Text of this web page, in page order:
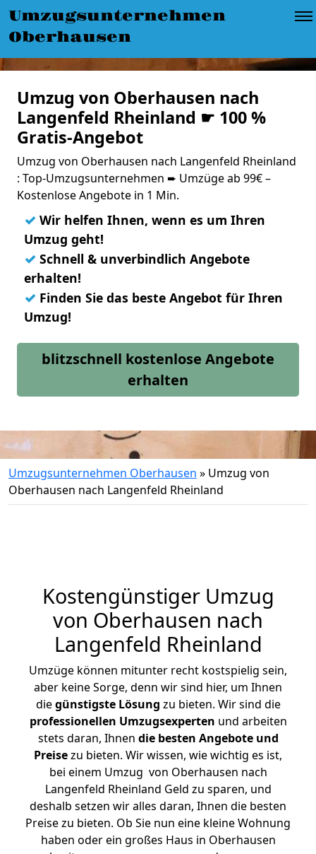
Umzugsunternehmen
Oberhausen
Umzug von Oberhausen nach
Langenfeld Rheinland ☛ 100 %
Gratis-Angebot
Umzug von Oberhausen nach Langenfeld Rheinland
: Top-Umzugsunternehmen ➨ Umzüge ab 99€ –
Kostenlose Angebote in 1 Min.
✓ Wir helfen Ihnen, wenn es um Ihren
Umzug geht!
✓ Schnell & unverbindlich Angebote
erhalten!
✓ Finden Sie das beste Angebot für Ihren
Umzug!
blitzschnell kostenlose Angebote
erhalten
Umzugsunternehmen Oberhausen » Umzug von
Oberhausen nach Langenfeld Rheinland
Kostengünstiger Umzug
von Oberhausen nach
Langenfeld Rheinland
Umzüge können mitunter recht kostspielig sein,
aber keine Sorge, denn wir sind hier, um Ihnen
diegünstigste Lösung zu bieten. Wir sind die
professionellen Umzugsexperten und arbeiten
stets daran, Ihnen die besten Angebote und
Preisezu bieten. Wir wissen, wie wichtig es ist,
bei einem Umzug von Oberhausen nach
Langenfeld Rheinland Geld zu sparen, und
deshalb setzen wir alles daran, Ihnen die besten
Preise zu bieten. Ob Sie nun eine kleine Wohnung
haben oder ein großes Haus in Oberhausen